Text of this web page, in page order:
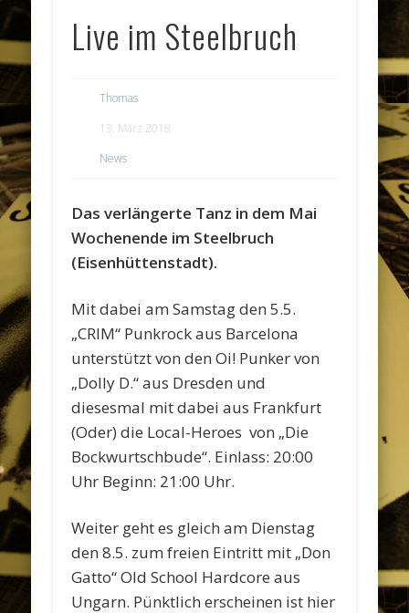
Live im Steelbruch
Thomas
13. März 2018
News
Das verlängerte Tanz in dem Mai
Wochenende im Steelbruch
(Eisenhüttenstadt).
Mit dabei am Samstag den 5.5.
„CRIM“ Punkrock aus Barcelona
unterstützt von den Oi! Punker von
„Dolly D.“ aus Dresden und
diesesmal mit dabei aus Frankfurt
(Oder) die Local-Heroes von „Die
Bockwurtschbude“. Einlass: 20:00
Uhr Beginn: 21:00 Uhr.
Weiter geht es gleich am Dienstag
den 8.5. zum freien Eintritt mit „Don
Gatto“ Old School Hardcore aus
Ungarn. Pünktlich erscheinen ist hier